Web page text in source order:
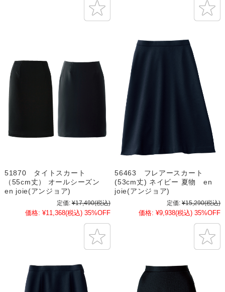
51870 タイトスカート
（55cm丈） オールシーズン
en joie(アンジョア)
定価: ¥17,490(税込)
価格: ¥11,368(税込) 35%OFF
56463 フレアースカート
(53cm丈) ネイビー 夏物 en
joie(アンジョア)
定価: ¥15,290(税込)
価格: ¥9,938(税込) 35%OFF